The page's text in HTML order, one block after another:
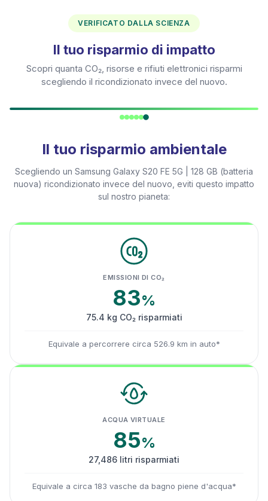
VERIFICATO DALLA SCIENZA
Il tuo risparmio di impatto
Scopri quanta CO₂, risorse e rifiuti elettronici risparmi
scegliendo il ricondizionato invece del nuovo.
Il tuo risparmio ambientale
Scegliendo un Samsung Galaxy S20 FE 5G | 128 GB (batteria
nuova) ricondizionato invece del nuovo, eviti questo impatto
sul nostro pianeta:
EMISSIONI DI CO₂
83%
75.4 kg CO₂ risparmiati
Equivale a percorrere circa 526.9 km in auto*
ACQUA VIRTUALE
85%
27,486 litri risparmiati
Equivale a circa 183 vasche da bagno piene d'acqua*